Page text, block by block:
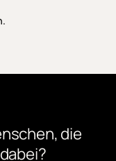
die
dabei?